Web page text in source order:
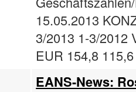
15.05.2013
3/2013 1-3/2012
EUR 154,8
EANS-News: